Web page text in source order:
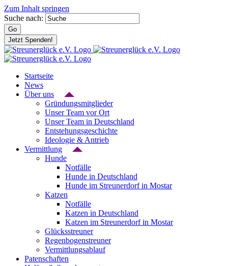
Zum Inhalt springen
Suche nach:
Go
Jetzt Spenden!
Startseite
News
Über uns
Gründungsmitglieder
Unser Team vor Ort
Unser Team in Deutschland
Entstehungsgeschichte
Ideologie & Antrieb
Vermittlung
Hunde
Notfälle
Hunde in Deutschland
Hunde im Streunerdorf in Mostar
Katzen
Notfälle
Katzen in Deutschland
Katzen im Streunerdorf in Mostar
Glücksstreuner
Regenbogenstreuner
Vermittlungsablauf
Patenschaften